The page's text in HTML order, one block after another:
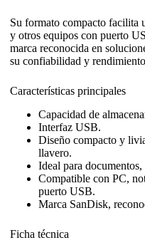
Su formato compacto facilita
y otros equipos con puerto
marca reconocida en
su confiabilidad y
Características principales
Capacidad de
Interfaz USB.
Diseño compacto y
llavero.
Ideal para
Compatible con PC,
puerto USB.
Marca SanDisk,
Ficha técnica